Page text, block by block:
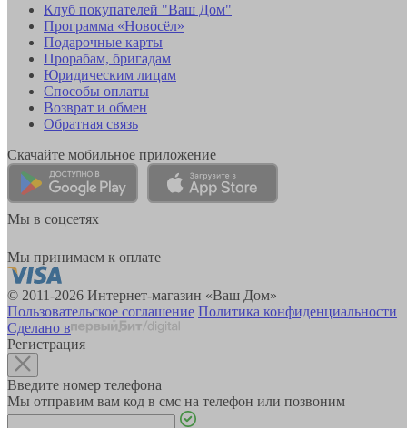
Клуб покупателей "Ваш Дом"
Программа «Новосёл»
Подарочные карты
Прорабам, бригадам
Юридическим лицам
Способы оплаты
Возврат и обмен
Обратная связь
Скачайте мобильное приложение
Мы в соцсетях
Мы принимаем к оплате
© 2011-2026 Интернет-магазин «Ваш Дом»
Пользовательское соглашение Политика конфиденциальности
Сделано в
Регистрация
Введите номер телефона
Мы отправим вам код в смс на телефон или позвоним